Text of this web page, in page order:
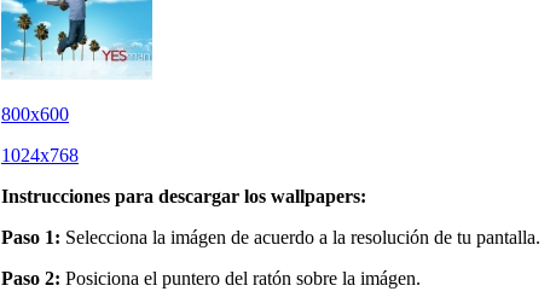
800x600
1024x768
Instrucciones para descargar los wallpapers:
Paso 1: Selecciona la imágen de acuerdo a la resolución de tu pantalla.
Paso 2: Posiciona el puntero del ratón sobre la imágen.